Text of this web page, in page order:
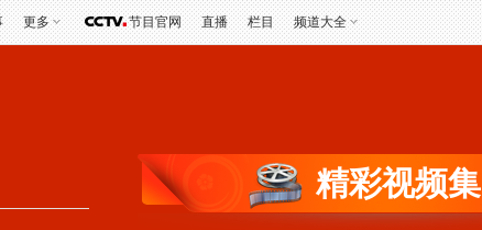
更多 节目官网 直播 栏目 频道大全
精彩视频集